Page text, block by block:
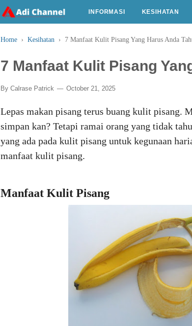
INFORMASI KESIHATAN
Home › Kesihatan › 7 Manfaat Kulit Pisang Yang Harus Anda
7 Manfaat Kulit Pisang
By Calrase Patrick October 21, 2025
Lepas makan pisang terus buang kulit pisang.
simpan kan? Tetapi ramai orang yang tidak
yang ada pada kulit pisang untuk kegunaan
manfaat kulit pisang.
Manfaat Kulit Pisang